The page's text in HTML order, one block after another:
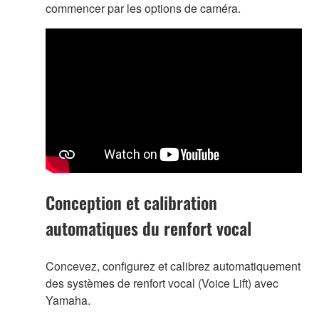
commencer par les options de caméra.
Conception et calibration
automatiques du renfort vocal
Concevez, configurez et calibrez automatiquement
des systèmes de renfort vocal (Voice Lift) avec
Yamaha.